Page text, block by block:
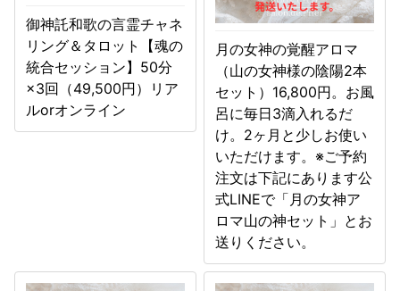
御神託和歌の言霊チャネ
リング＆タロット【魂の
統合セッション】50分
×3回（49,500円）リア
ルorオンライン
月の女神の覚醒アロマ
（山の女神様の陰陽2本
セット）16,800円。お風
呂に毎日3滴入れるだ
け。2ヶ月と少しお使い
いただけます。※ご予約
注文は下記にあります公
式LINEで「月の女神ア
ロマ山の神セット」とお
送りください。